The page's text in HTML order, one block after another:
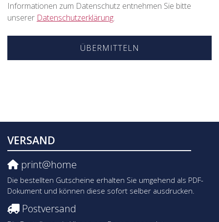
Informationen zum Datenschutz entnehmen Sie bitte
unserer Datenschutzerklärung.
ÜBERMITTELN
VERSAND
print@home
Die bestellten Gutscheine erhalten Sie umgehend als PDF-
Dokument und können diese sofort selber ausdrucken.
Postversand